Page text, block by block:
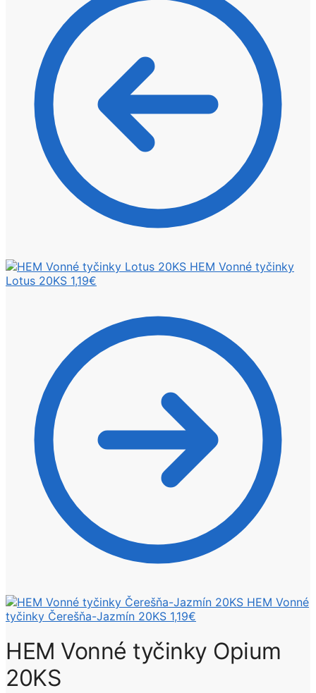
HEM Vonné tyčinky
Lotus 20KS 1,19€
HEM Vonné
tyčinky Čerešňa-Jazmín 20KS 1,19€
HEM Vonné tyčinky Opium
20KS